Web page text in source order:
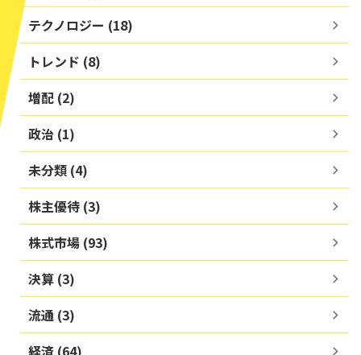
テクノロジー (18)
トレンド (8)
増配 (2)
政治 (1)
未分類 (4)
株主優待 (3)
株式市場 (93)
決算 (3)
流通 (3)